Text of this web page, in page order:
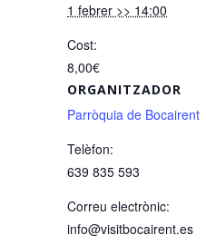
1 febrer >> 14:00
Cost:
8,00€
ORGANITZADOR
Parròquia de Bocairent
Telèfon:
639 835 593
Correu electrònic:
info@visitbocairent.es